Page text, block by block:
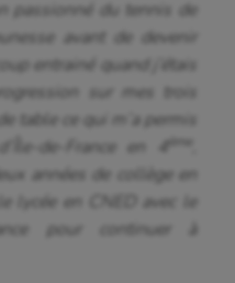
passionné du tennis de
avant de devenir
entrainé quand j’étais
sur mes trois
table ce qui m’a permis
de-France en 4ème
années de collège en
lycée en CNED avec le
pour continuer à